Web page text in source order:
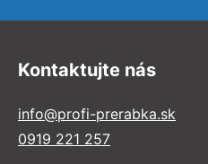
Kontaktujte nás
info@profi-prerabka.sk
0919 221 257